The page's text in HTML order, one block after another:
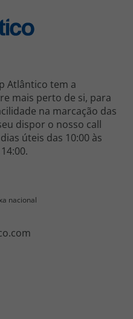
Atlântico tem a
mais perto de si, para
na marcação das
dispor o nosso call
úteis das 10:00 às
nacional